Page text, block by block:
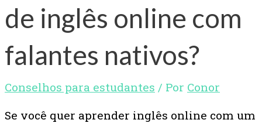
de inglês online com
falantes nativos?
Conselhos para estudantes / Por Conor
Se você quer aprender inglês online com um